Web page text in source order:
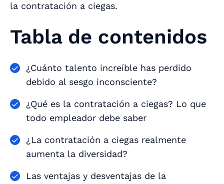
la contratación a ciegas.
Tabla de contenidos
¿Cuánto talento increíble has perdido
debido al sesgo inconsciente?
¿Qué es la contratación a ciegas? Lo que
todo empleador debe saber
¿La contratación a ciegas realmente
aumenta la diversidad?
Las ventajas y desventajas de la